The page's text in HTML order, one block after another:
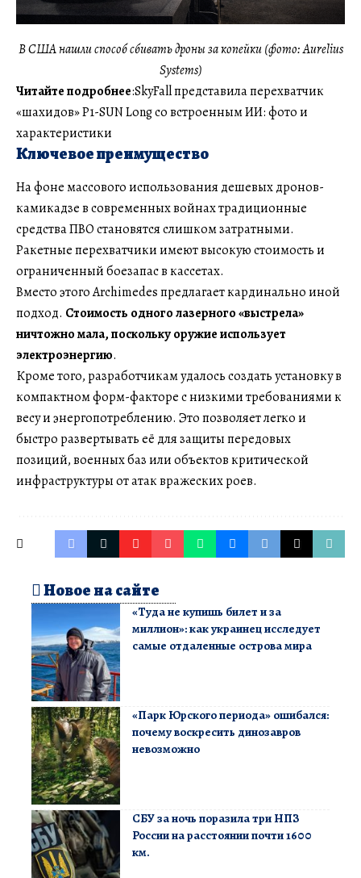
В США нашли способ сбивать дроны за копейки (фото: Aurelius
Systems)
Читайте подробнее:SkyFall представила перехватчик
«шахидов» P1-SUN Long со встроенным ИИ: фото и
характеристики
Ключевое преимущество
На фоне массового использования дешевых дронов-
камикадзе в современных войнах традиционные
средства ПВО становятся слишком затратными.
Ракетные перехватчики имеют высокую стоимость и
ограниченный боезапас в кассетах.
Вместо этого Archimedes предлагает кардинально иной
подход. Стоимость одного лазерного «выстрела»
ничтожно мала, поскольку оружие использует
электроэнергию.
Кроме того, разработчикам удалось создать установку в
компактном форм-факторе с низкими требованиями к
весу и энергопотреблению. Это позволяет легко и
быстро развертывать её для защиты передовых
позиций, военных баз или объектов критической
инфраструктуры от атак вражеских роев.
Новое на сайте
«Туда не купишь билет и за
миллион»: как украинец исследует
самые отдаленные острова мира
«Парк Юрского периода» ошибался:
почему воскресить динозавров
невозможно
СБУ за ночь поразила три НПЗ
России на расстоянии почти 1600
км.